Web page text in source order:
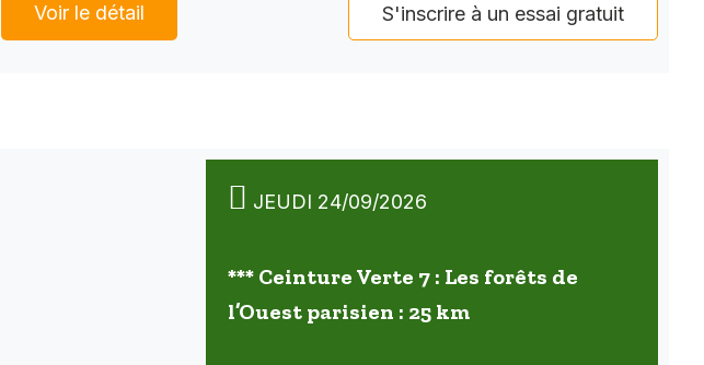
Voir le détail S'inscrire à un essai gratuit
JEUDI 24/09/2026
*** Ceinture Verte 7 : Les forêts de
l’Ouest parisien : 25 km